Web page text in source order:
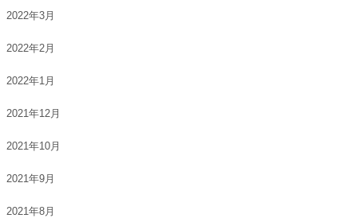
2022年3月
2022年2月
2022年1月
2021年12月
2021年10月
2021年9月
2021年8月